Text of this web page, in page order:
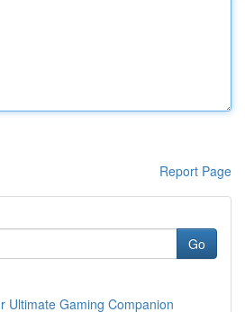
Report Page
Go
Ultimate Gaming Companion